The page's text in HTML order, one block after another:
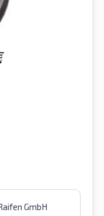
GmbH